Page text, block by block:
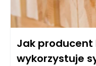
Jak producent
wykorzystuje